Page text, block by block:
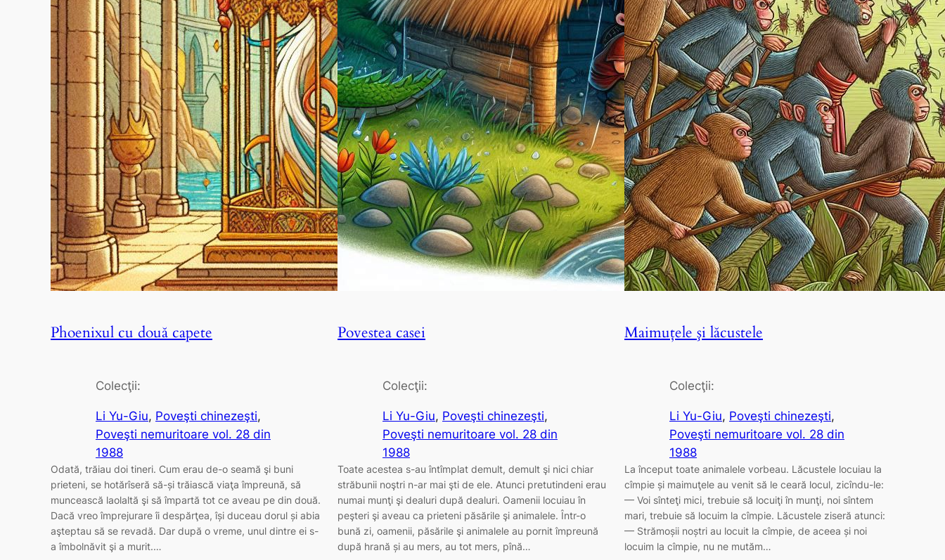
Phoenixul cu două capete
Colecţii:
Li Yu-Giu, Poveşti chinezeşti
Poveşti nemuritoare vol. 28 din
1988
Odată, trăiau doi tineri. Cum erau de-o seamă şi buni
prieteni, se hotărîseră să-și trăiască viaţa împreună, să
muncească laolaltă şi să împartă tot ce aveau pe din două.
Dacă vreo împrejurare îi despărţea, își duceau dorul și abia
aşteptau să se revadă. Dar după o vreme, unul dintre ei s-
a îmbolnăvit şi a murit.…
Povestea casei
Colecţii:
Li Yu-Giu, Poveşti chinezeşti
Poveşti nemuritoare vol. 28 din
1988
Toate acestea s-au întîmplat demult, demult şi nici chiar
străbunii noştri n-ar mai şti de ele. Atunci pretutindeni erau
numai munţi şi dealuri după dealuri. Oamenii locuiau în
peşteri şi aveau ca prieteni păsările şi animalele. Într-o
bună zi, oamenii, păsările şi animalele au pornit împreună
după hrană și au mers, au tot mers, pînă…
Maimuţele şi lăcustele
Colecţii:
Li Yu-Giu, Poveşti chinezeşti
Poveşti nemuritoare vol. 28 din
1988
La început toate animalele vorbeau. Lăcustele locuiau la
cîmpie și maimuţele au venit să le ceară locul, zicîndu-le:
— Voi sînteţi mici, trebuie să locuiţi în munţi, noi sîntem
mari, trebuie să locuim la cîmpie. Lăcustele ziseră atunci:
— Strămoșii noștri au locuit la cîmpie, de aceea și noi
locuim la cîmpie, nu ne mutăm…